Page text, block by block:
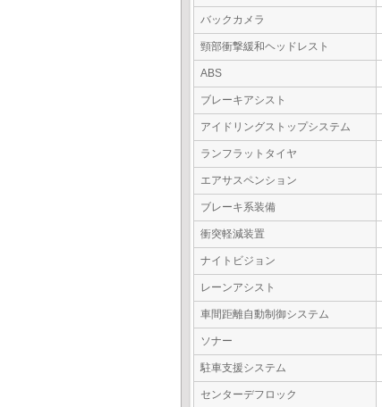
バックカメラ
頸部衝撃緩和ヘッドレスト
ABS
ブレーキアシスト
アイドリングストップシステム
ランフラットタイヤ
エアサスペンション
ブレーキ系装備
衝突軽減装置
ナイトビジョン
レーンアシスト
車間距離自動制御システム
ソナー
駐車支援システム
センターデフロック